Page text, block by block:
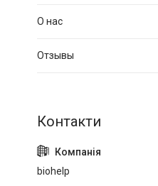
О нас
Отзывы
biohelp